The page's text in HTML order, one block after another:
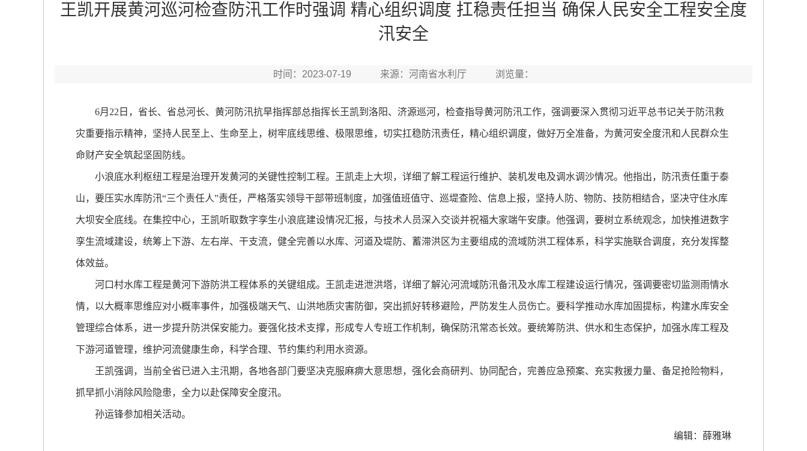
王凯开展黄河巡河检查防汛工作时强调 精心组织调度 扛稳责任担当 确保人民安全工程安全度
汛安全
时间：2023-07-19 来源：河南省水利厅 浏览量：
6月22日，省长、省总河长、黄河防汛抗旱指挥部总指挥长王凯到洛阳、济源巡河，检查指导黄河防汛工作，强调要深入贯彻习近平总书记关于防汛救
灾重要指示精神，坚持人民至上、生命至上，树牢底线思维、极限思维，切实扛稳防汛责任，精心组织调度，做好万全准备，为黄河安全度汛和人民群众生
命财产安全筑起坚固防线。
小浪底水利枢纽工程是治理开发黄河的关键性控制工程。王凯走上大坝，详细了解工程运行维护、装机发电及调水调沙情况。他指出，防汛责任重于泰
山，要压实水库防汛“三个责任人”责任，严格落实领导干部带班制度，加强值班值守、巡堤查险、信息上报，坚持人防、物防、技防相结合，坚决守住水库
大坝安全底线。在集控中心，王凯听取数字孪生小浪底建设情况汇报，与技术人员深入交谈并祝福大家端午安康。他强调，要树立系统观念，加快推进数字
孪生流域建设，统筹上下游、左右岸、干支流，健全完善以水库、河道及堤防、蓄滞洪区为主要组成的流域防洪工程体系，科学实施联合调度，充分发挥整
体效益。
河口村水库工程是黄河下游防洪工程体系的关键组成。王凯走进泄洪塔，详细了解沁河流域防汛备汛及水库工程建设运行情况，强调要密切监测雨情水
情，以大概率思维应对小概率事件，加强极端天气、山洪地质灾害防御，突出抓好转移避险，严防发生人员伤亡。要科学推动水库加固提标，构建水库安全
管理综合体系，进一步提升防洪保安能力。要强化技术支撑，形成专人专班工作机制，确保防汛常态长效。要统筹防洪、供水和生态保护，加强水库工程及
下游河道管理，维护河流健康生命，科学合理、节约集约利用水资源。
王凯强调，当前全省已进入主汛期，各地各部门要坚决克服麻痹大意思想，强化会商研判、协同配合，完善应急预案、充实救援力量、备足抢险物料，
抓早抓小消除风险隐患，全力以赴保障安全度汛。
孙运锋参加相关活动。
编辑：薛雅琳